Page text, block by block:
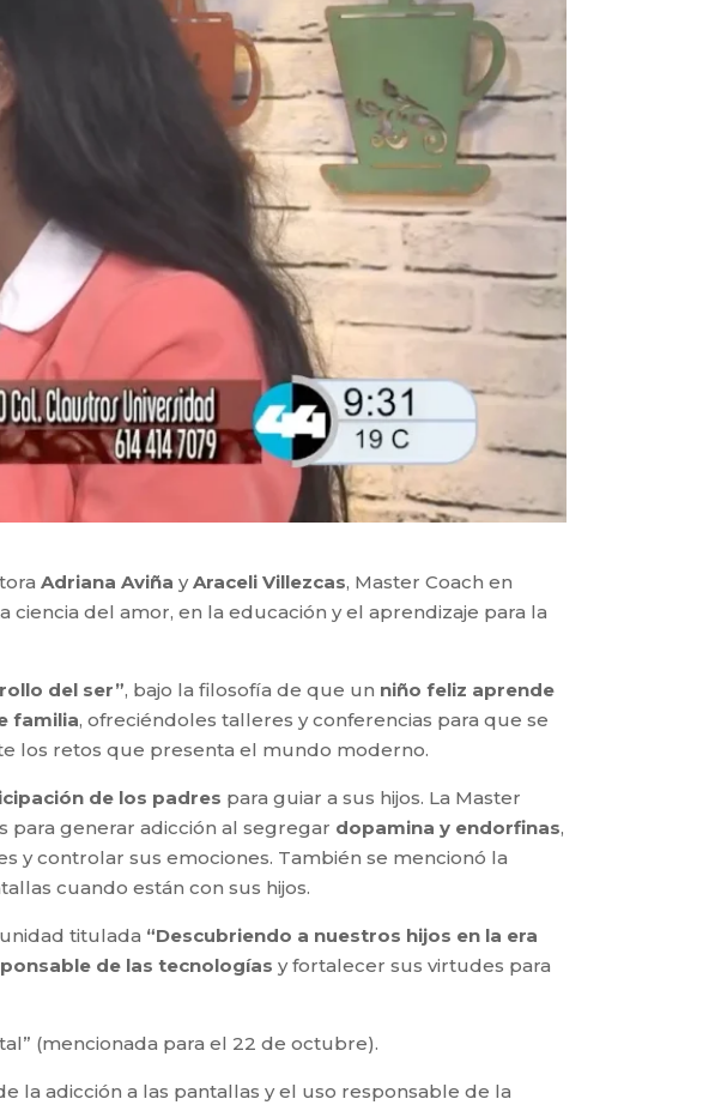
Adriana Aviña yAraceli Villezcas, Master Coach en
del amor, en la educación y el aprendizaje para la
del ser”, bajo la filosofía de que un niño feliz aprende
familia, ofreciéndoles talleres y conferencias para que se
los retos que presenta el mundo moderno.
de los padres para guiar a sus hijos. La Master
para generar adicción al segregar dopamina y endorfinas,
y controlar sus emociones. También se mencionó la
cuando están con sus hijos.
titulada “Descubriendo a nuestros hijos en la era
de las tecnologías y fortalecer sus virtudes para
(mencionada para el 22 de octubre).
la adicción a las pantallas y el uso responsable de la